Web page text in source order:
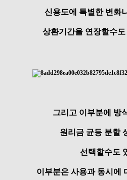
신용도에 특별한 변화
상환기간을 연장할수
그리고 이부분에 방
원리금 균등 분할
선택할수도
이부분은 사용과 동시에